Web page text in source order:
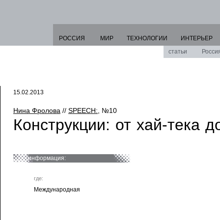
РОССИЯ МИР ТЕХНОЛОГИИ
ИНТЕРЬЕР
статьи
15.02.2013
Нина Фролова // SPEECH: , №10
Конструкции: от хай-тека
информация:
где:
Международная